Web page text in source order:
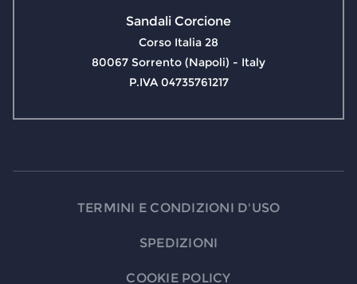
Sandali Corcione
Corso Italia 28
80067 Sorrento (Napoli) - Italy
P.IVA 04735761217
TERMINI E CONDIZIONI D'USO
SPEDIZIONI
COOKIE POLICY